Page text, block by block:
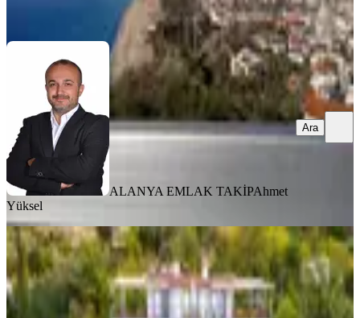
ALANYA EMLAK TAKİPAhmet
Yüksel
Ara
Patara Manzaralı Aile Pansiyonu,
Yatırım Ve Yaşam İç İçe
Kaş, Üzümlü Mahallesi